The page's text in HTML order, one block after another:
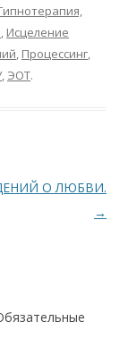
, Исцеление
, Процессинг,
, ЭОТ.
О ЛЮБВИ.
→